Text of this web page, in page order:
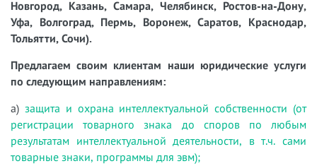
Новгород, Казань, Самара, Челябинск, Ростов-на-Дону,
Уфа, Волгоград, Пермь, Воронеж, Саратов, Краснодар,
Тольятти, Сочи).
Предлагаем своим клиентам наши юридические услуги
по следующим направлениям:
а) защита и охрана интеллектуальной собственности (от
регистрации товарного знака до споров по любым
результатам интеллектуальной деятельности, в т.ч. сами
товарные знаки, программы для эвм);